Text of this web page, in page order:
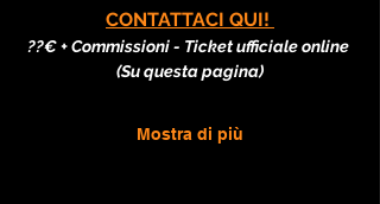
CONTATTACI QUI!
??€ + Commissioni - Ticket ufficiale online
(Su questa pagina)
Mostra di più